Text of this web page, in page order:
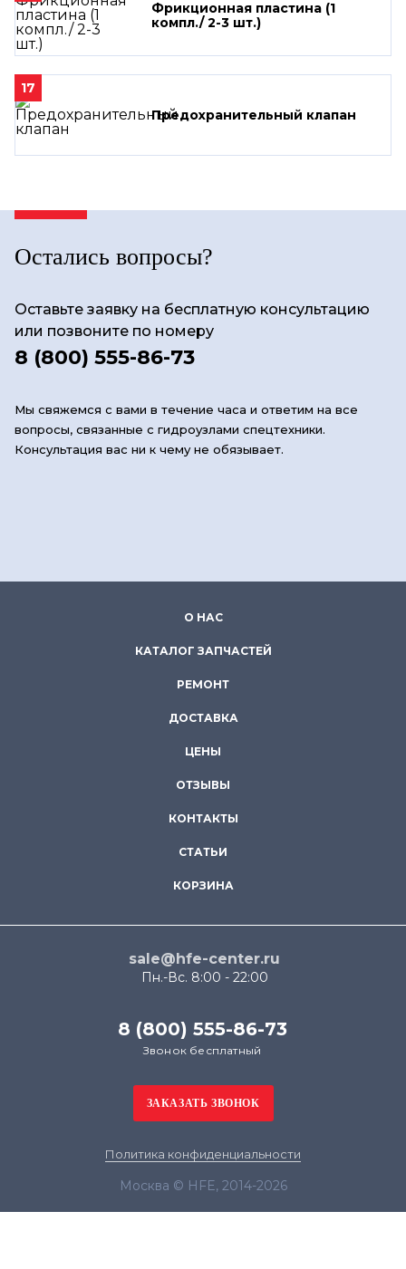
Фрикционная пластина (1
компл./ 2-3 шт.)
17
Предохранительный клапан
Остались вопросы?
Оставьте заявку на бесплатную консультацию
или позвоните по номеру
8 (800) 555-86-73
Мы свяжемся с вами в течение часа и ответим на все
вопросы, связанные с гидроузлами спецтехники.
Консультация вас ни к чему не обязывает.
О НАС
КАТАЛОГ ЗАПЧАСТЕЙ
РЕМОНТ
ДОСТАВКА
ЦЕНЫ
ОТЗЫВЫ
КОНТАКТЫ
СТАТЬИ
КОРЗИНА
sale@hfe-center.ru
Пн.-Вс. 8:00 - 22:00
8 (800) 555-86-73
Звонок бесплатный
Политика конфиденциальности
Москва © HFE, 2014-2026